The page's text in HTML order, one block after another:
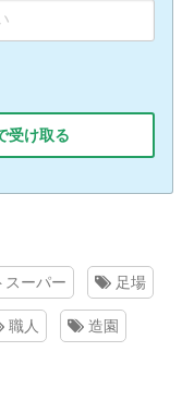
受け取る
スーパー 足場
職人 造園